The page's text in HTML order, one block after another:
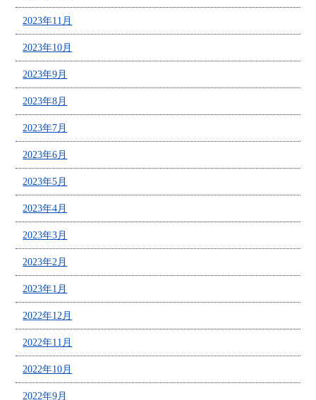
2023年11月
2023年10月
2023年9月
2023年8月
2023年7月
2023年6月
2023年5月
2023年4月
2023年3月
2023年2月
2023年1月
2022年12月
2022年11月
2022年10月
2022年9月